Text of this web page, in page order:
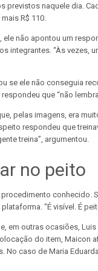
previstos naquele dia.
R$ 110.
não apontou um
integrantes. “Às vezes,
se ele não conseguia
que “não
pelas imagens, era
respondeu que
treina”, argumentou.
no peito
conhecido.
“É visível. É
em outras ocasiões,
do item, Maicon
No caso de Maria